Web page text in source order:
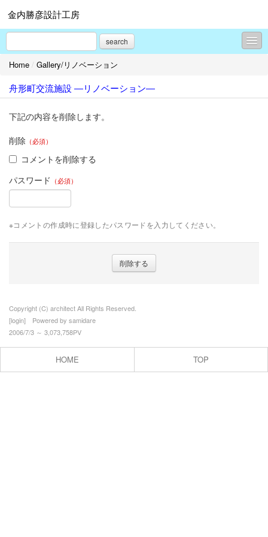
金内勝彦設計工房
search
Topics
Gallery/新築
Gallery/リノベーション
Gallery/プレゼンテーション
旧）現場レポート集
旧）よくある質問
プロフィール
お問合せ
Home / Gallery/リノベーション
舟形町交流施設 ―リノベーション―
下記の内容を削除します。
削除 （必須）
コメントを削除する
パスワード （必須）
※コメントの作成時に登録したパスワードを入力してください。
Copyright (C) architect All Rights Reserved.
[login] Powered by samidare
2006/7/3 ～ 3,073,758PV
HOME TOP